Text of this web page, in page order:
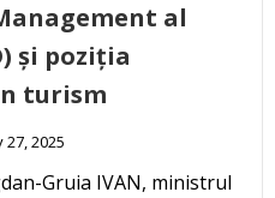
al
și poziția
turism
27, 2025
Gruia IVAN, ministrul